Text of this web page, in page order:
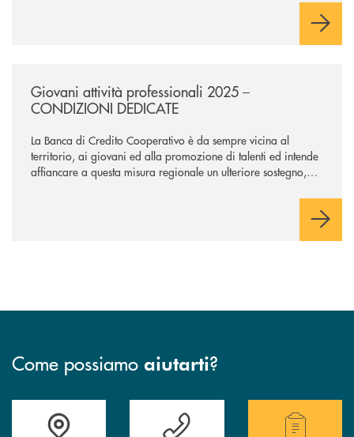
Giovani attività professionali 2025 –
CONDIZIONI DEDICATE
La Banca di Credito Cooperativo è da sempre vicina al
territorio, ai giovani ed alla promozione di talenti ed intende
affiancare a questa misura regionale un ulteriore sostegno,
Come possiamo aiutarti?
Accedi all' elenco completo delle filiali della Bcc.
Hai bisogno di assistenza immediata?
Hai bisogno di